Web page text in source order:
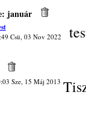
január
Csü, 03 Nov 2022
Sze, 15 Máj 2013